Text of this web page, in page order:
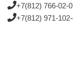
+7(812) 766-02-
+7(812) 971-